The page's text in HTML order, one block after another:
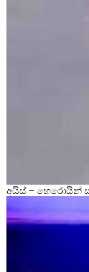
අයිස් – හෙරොයින්